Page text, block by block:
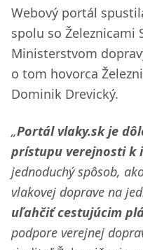
Webový portál
spolu so Železnicami
Ministerstvom
o tom hovorca
Dominik Drevický.
„Portál vlaky.sk je
prístupu verejnosti k
jednoduchý spôsob,
vlakovej doprave na
uľahčiť cestujúcim
podpore verejnej